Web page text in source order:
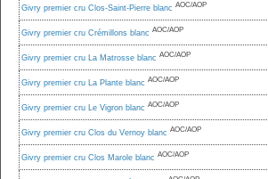
Givry premier cru Clos-Saint-Pierre blanc AOC/AOP
Givry premier cru Crémillons blanc AOC/AOP
Givry premier cru La Matrosse blanc AOC/AOP
Givry premier cru La Plante blanc AOC/AOP
Givry premier cru Le Vigron blanc AOC/AOP
Givry premier cru Clos du Vernoy blanc AOC/AOP
Givry premier cru Clos Marole blanc AOC/AOP